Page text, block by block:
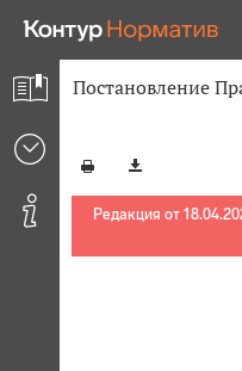
Постановление
Редакция от